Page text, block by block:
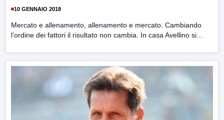
10 GENNAIO 2018
Mercato e allenamento, allenamento e mercato. Cambiando
l’ordine dei fattori il risultato non cambia. In casa Avellino si...